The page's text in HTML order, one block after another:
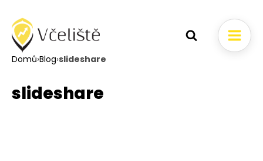
Domů›Blog›slideshare
slideshare